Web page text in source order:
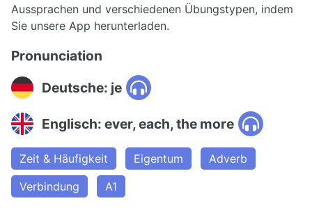
Aussprachen und verschiedenen Übungstypen, indem
Sie unsere App herunterladen.
Pronunciation
Deutsche: je
Englisch: ever, each, the more
Zeit & Häufigkeit Eigentum
Adverb
Verbindung
A1